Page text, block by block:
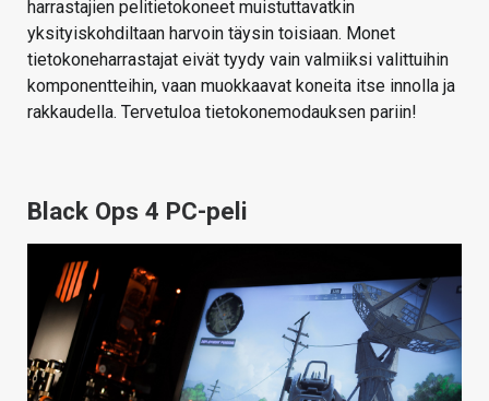
harrastajien pelitietokoneet muistuttavatkin
yksityiskohdiltaan harvoin täysin toisiaan. Monet
tietokoneharrastajat eivät tyydy vain valmiiksi valittuihin
komponentteihin, vaan muokkaavat koneita itse innolla ja
rakkaudella. Tervetuloa tietokonemodauksen pariin!
Black Ops 4 PC-peli